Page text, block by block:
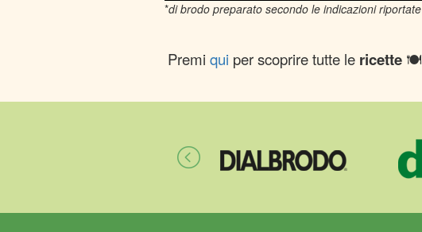
*di brodo preparato secondo le indicazioni riportate
Premi qui per scoprire tutte le ricette 🍽️